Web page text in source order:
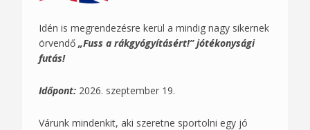
Idén is megrendezésre kerül a mindig nagy sikernek
örvendő „Fuss a rákgyógyításért!” jótékonysági
futás!
Időpont: 2026. szeptember 19.
Várunk mindenkit, aki szeretne sportolni egy jó